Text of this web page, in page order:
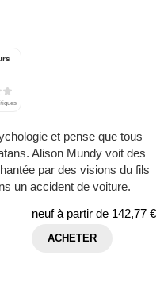
et pense que tous
Alison Mundy voit des
par des visions du fils
un accident de voiture.
neuf à partir de 142,77 €
ACHETER